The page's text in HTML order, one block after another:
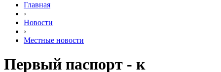
Главная
›
Новости
›
Местные новости
Первый паспорт - к